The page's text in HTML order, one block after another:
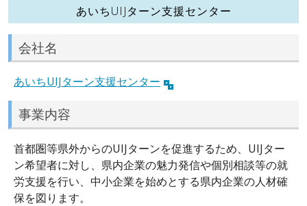
あいちUIJターン支援センター
会社名
あいちUIJターン支援センター
事業内容
首都圏等県外からのUIJターンを促進するため、UIJター
ン希望者に対し、県内企業の魅力発信や個別相談等の就
労支援を行い、中小企業を始めとする県内企業の人材確
保を図ります。